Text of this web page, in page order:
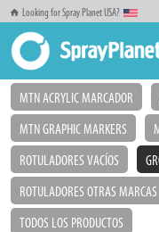
Looking for Spray Planet USA?
Inicio
MTN ACRYLIC MARCADOR
MTN GRAPHIC MARKERS
ROTULADORES VACÍOS
ROTULADORES OTRAS MARCAS
TODOS LOS PRODUCTOS